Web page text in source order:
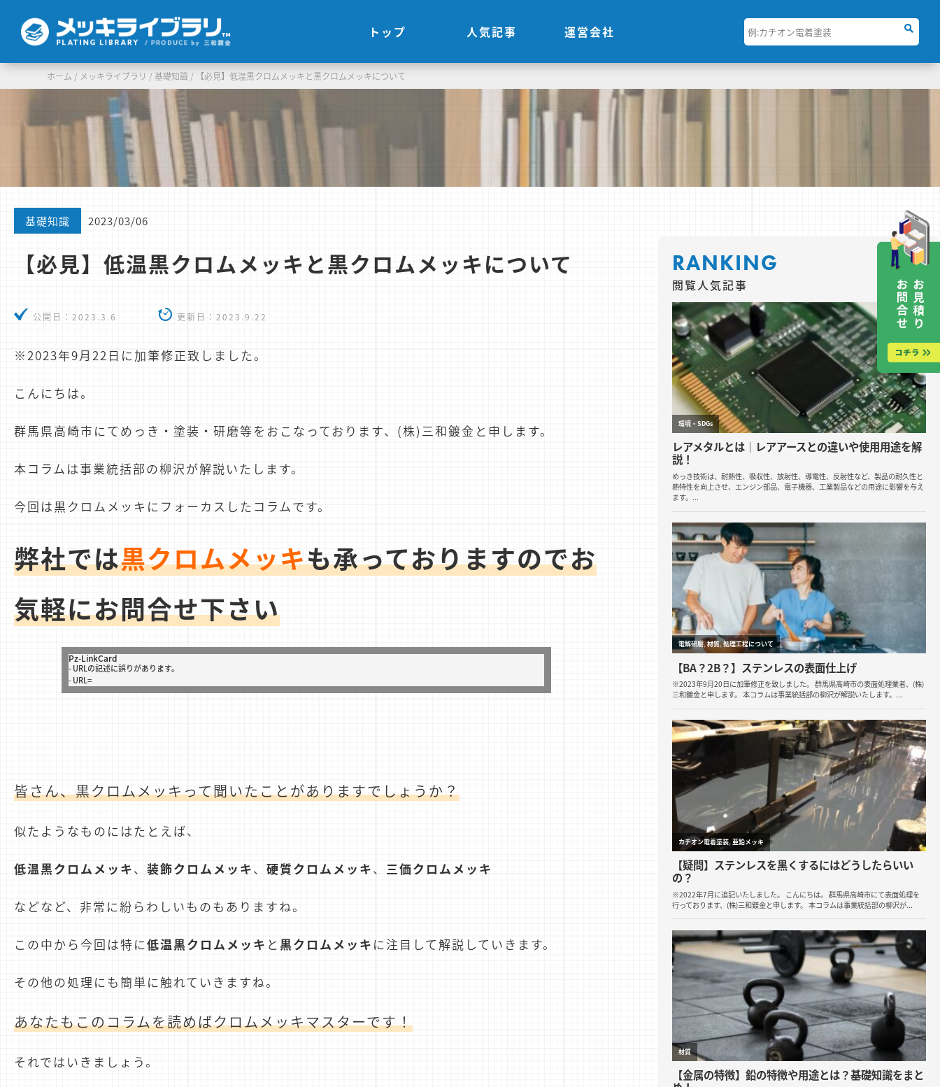
トップ 人気記事 運営会社
ホーム / メッキライブラリ /基礎知識 / 【必見】低温黒クロムメッキと黒クロムメッキについて
基礎知識 2023/03/06
【必見】低温黒クロムメッキと黒クロムメッキについて
公開日： 2023.3.6 更新日：2023.9.22
※2023年9月22日に加筆修正致しました。
こんにちは。
群馬県高崎市にてめっき・塗装・研磨等をおこなっております、(株)三和鍍金と申します。
本コラムは事業統括部の柳沢が解説いたします。
今回は黒クロムメッキにフォーカスしたコラムです。
弊社では黒クロムメッキも承っておりますのでお
気軽にお問合せ下さい
Pz-LinkCard
- URLの記述に誤りがあります。
- URL=
皆さん、黒クロムメッキって聞いたことがありますでしょうか？
似たようなものにはたとえば、
低温黒クロムメッキ、 装飾クロムメッキ、 硬質クロムメッキ、 三価クロムメッキ
などなど、非常に紛らわしいものもありますね。
この中から今回は特に低温黒クロムメッキ と黒クロムメッキ に注目して解説していきます。
その他の処理にも簡単に触れていきますね。
あなたもこのコラムを読めばクロムメッキマスターです！
それではいきましょう。
RANKING
閲覧人気記事